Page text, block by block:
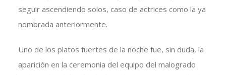
seguir ascendiendo solos, caso de actrices como la ya
nombrada anteriormente.
Uno de los platos fuertes de la noche fue, sin duda, la
aparición en la ceremonia del equipo del malogrado